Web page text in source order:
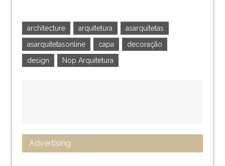
architecture arquitetura
asarquitetas
asarquitetasonline
capa
decoração
design
Nop Arquitetura
Advertising